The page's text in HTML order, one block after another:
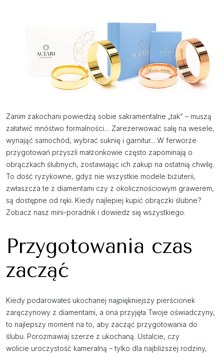
Zanim zakochani powiedzą sobie sakramentalne „tak” – muszą
załatwić mnóstwo formalności… Zarezerwować salę na wesele,
wynająć samochód, wybrać suknię i garnitur... W ferworze
przygotowań przyszli małżonkowie często zapominają o
obrączkach ślubnych, zostawiając ich zakup na ostatnią chwilę.
To dość ryzykowne, gdyż nie wszystkie modele biżuterii,
zwłaszcza te z diamentami czy z okolicznościowym grawerem,
są dostępne od ręki. Kiedy najlepiej kupić obrączki ślubne?
Zobacz nasz mini-poradnik i dowiedz się wszystkiego.
Przygotowania czas
zacząć
Kiedy podarowałeś ukochanej najpiękniejszy pierścionek
zaręczynowy z diamentami, a ona przyjęła Twoje oświadczyny,
to najlepszy moment na to, aby zacząć przygotowania do
ślubu. Porozmawiaj szerze z ukochaną. Ustalcie, czy
wolicie uroczystość kameralną – tylko dla najbliższej rodziny,